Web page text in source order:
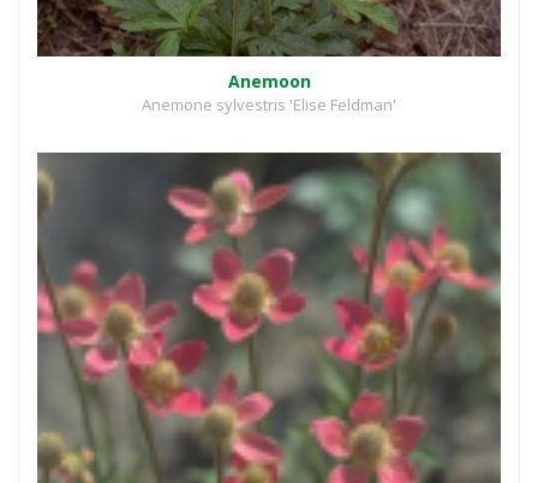
Anemoon
Anemone sylvestris 'Elise Feldman'